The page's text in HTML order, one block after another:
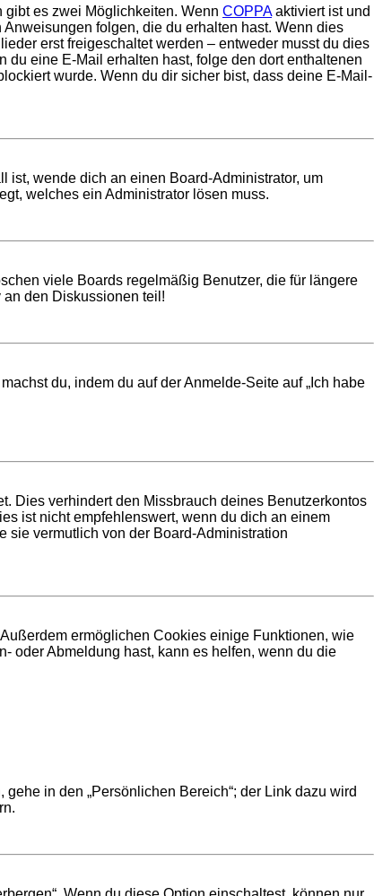
es zwei Möglichkeiten. Wenn COPPAaktiviert ist und
folgen, die du erhalten hast. Wenn dies
erst freigeschaltet werden – entweder musst du dies
eine E-Mail erhalten hast, folge den dort enthaltenen
wurde. Wenn du dir sicher bist, dass deine E-Mail-
ist, wende dich an einen Board-Administrator, um
welches ein Administrator lösen muss.
viele Boards regelmäßig Benutzer, die für längere
den Diskussionen teil!
du, indem du auf der Anmelde-Seite auf „Ich habe
Dies verhindert den Missbrauch deines Benutzerkontos
ist nicht empfehlenswert, wenn du dich an einem
sie vermutlich von der Board-Administration
ermöglichen Cookies einige Funktionen, wie
oder Abmeldung hast, kann es helfen, wenn du die
in den „Persönlichen Bereich“; der Link dazu wird